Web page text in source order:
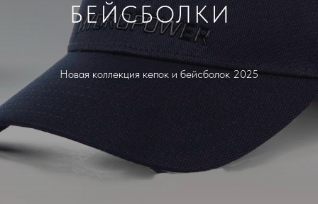
БЕЙСБОЛКИ
Новая коллекция кепок и бейсболок 2025